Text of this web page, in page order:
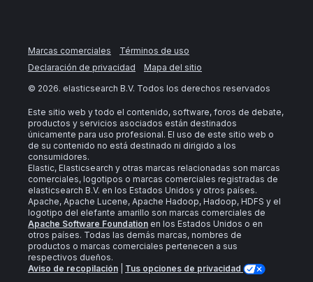
Marcas comerciales
Términos de uso
Declaración de privacidad
Mapa del sitio
© 2026. elasticsearch B.V. Todos los derechos reservados
Este sitio web y todo el contenido, software, foros de debate,
productos y servicios asociados están destinados
únicamente para uso profesional. El uso de este sitio web o
de su contenido no está destinado ni dirigido a los
consumidores.
Elastic, Elasticsearch y otras marcas relacionadas son marcas
comerciales, logotipos o marcas comerciales registradas de
elasticsearch B.V. en los Estados Unidos y otros países.
Apache, Apache Lucene, Apache Hadoop, Hadoop, HDFS y el
logotipo del elefante amarillo son marcas comerciales de
Apache Software Foundation en los Estados Unidos o en
otros países. Todas las demás marcas, nombres de
productos o marcas comerciales pertenecen a sus
respectivos dueños.
Aviso de recopilación
Tus opciones de privacidad